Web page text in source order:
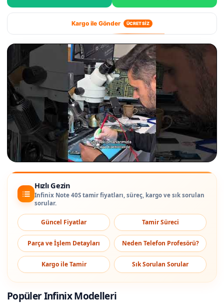
Kargo ile Gönder ÜCRETSİZ
Hızlı Gezin
Infinix Note 40S tamir fiyatları, süreç, kargo ve sık sorulan
sorular.
Güncel Fiyatlar Tamir Süreci
Parça ve İşlem Detayları Neden Telefon Profesörü?
Kargo ile Tamir Sık Sorulan Sorular
Popüler Infinix Modelleri